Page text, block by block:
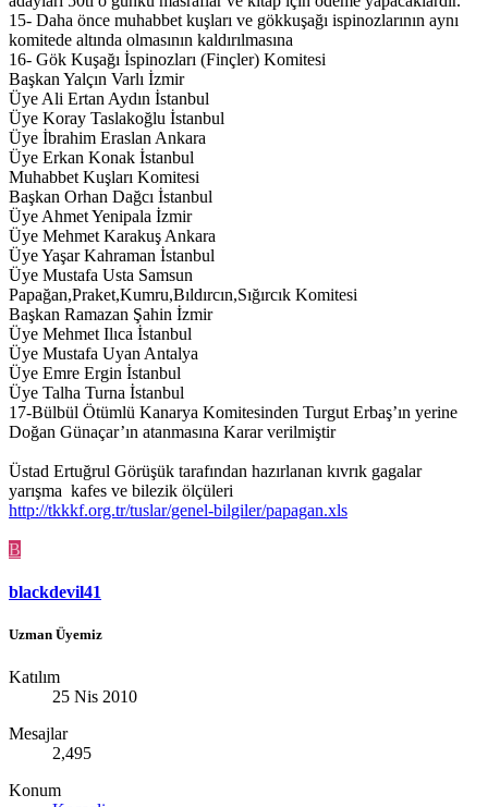
15- Daha önce muhabbet kuşları ve gökkuşağı ispinozlarının aynı
komitede altında olmasının kaldırılmasına
16- Gök Kuşağı İspinozları (Finçler) Komitesi
Başkan Yalçın Varlı İzmir
Üye Ali Ertan Aydın İstanbul
Üye Koray Taslakoğlu İstanbul
Üye İbrahim Eraslan Ankara
Üye Erkan Konak İstanbul
Muhabbet Kuşları Komitesi
Başkan Orhan Dağcı İstanbul
Üye Ahmet Yenipala İzmir
Üye Mehmet Karakuş Ankara
Üye Yaşar Kahraman İstanbul
Üye Mustafa Usta Samsun
Papağan,Praket,Kumru,Bıldırcın,Sığırcık Komitesi
Başkan Ramazan Şahin İzmir
Üye Mehmet Ilıca İstanbul
Üye Mustafa Uyan Antalya
Üye Emre Ergin İstanbul
Üye Talha Turna İstanbul
17-Bülbül Ötümlü Kanarya Komitesinden Turgut Erbaş’ın yerine
Doğan Günaçar’ın atanmasına Karar verilmiştir
Üstad Ertuğrul Görüşük tarafından hazırlanan kıvrık gagalar
yarışma kafes ve bilezik ölçüleri
http://tkkkf.org.tr/tuslar/genel-bilgiler/papagan.xls
B
blackdevil41
Uzman Üyemiz
Katılım
25 Nis 2010
Mesajlar
2,495
Konum